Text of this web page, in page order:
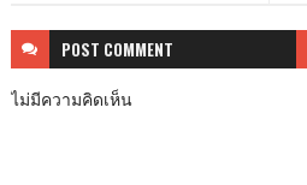
POST COMMENT
ไม่มีความคิดเห็น